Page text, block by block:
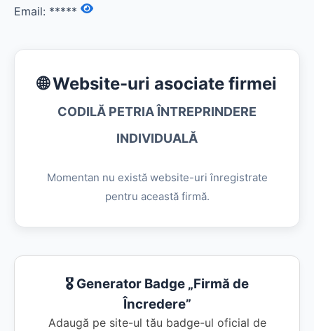
Email: *****
🌐 Website-uri asociate firmei
CODILĂ PETRIA ÎNTREPRINDERE
INDIVIDUALĂ
Momentan nu există website-uri înregistrate
pentru această firmă.
🎖️ Generator Badge „Firmă de
Încredere”
Adaugă pe site-ul tău badge-ul oficial de